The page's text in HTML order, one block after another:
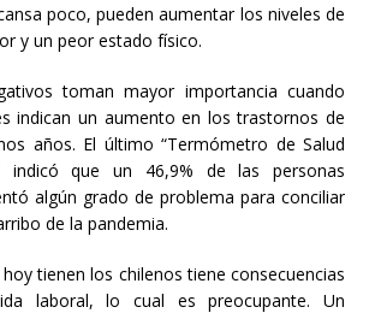
poco, pueden aumentar los niveles de
y un peor estado físico.
toman mayor importancia cuando
indican un aumento en los trastornos de
años. El último “Termómetro de Salud
indicó que un 46,9% de las personas
algún grado de problema para conciliar
de la pandemia.
tienen los chilenos tiene consecuencias
laboral, lo cual es preocupante. Un